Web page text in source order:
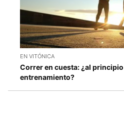
EN VITÓNICA
Correr en cuesta: ¿al
entrenamiento?